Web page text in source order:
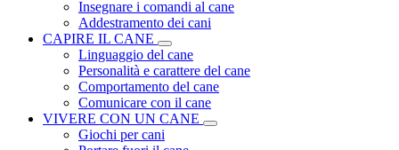
Insegnare i comandi al cane
Addestramento dei cani
CAPIRE IL CANE
Linguaggio del cane
Personalità e carattere del cane
Comportamento del cane
Comunicare con il cane
VIVERE CON UN CANE
Giochi per cani